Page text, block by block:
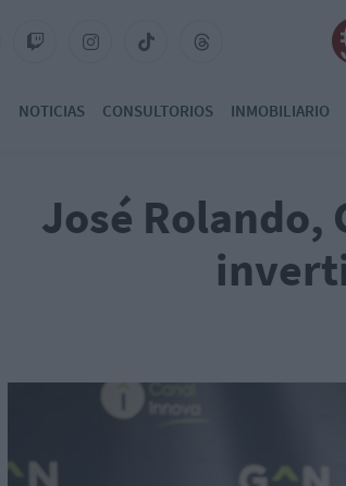
NOTICIAS CONSULTORIOS INMOBILIARIO
José Rolando,